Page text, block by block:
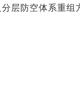
层防空体系重组